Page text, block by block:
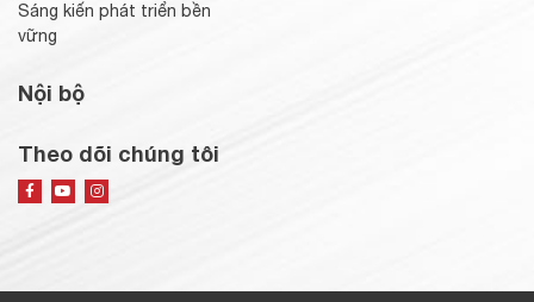
Sáng kiến phát triển bền
vững
Nội bộ
Theo dõi chúng tôi